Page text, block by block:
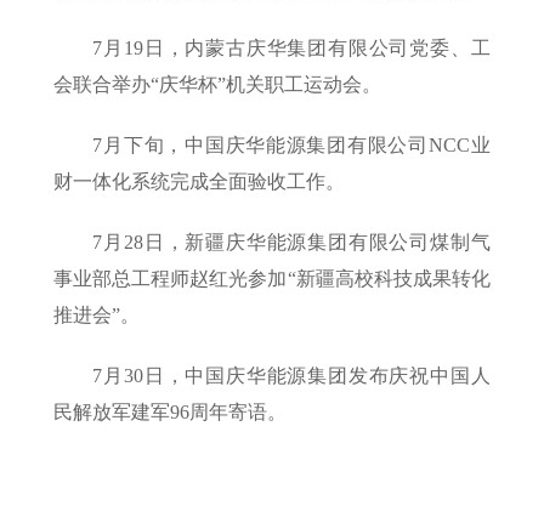
7月19日，内蒙古庆华集团有限公司党委、工
会联合举办“庆华杯”机关职工运动会。
7月下旬，中国庆华能源集团有限公司NCC业
财一体化系统完成全面验收工作。
7月28日，新疆庆华能源集团有限公司煤制气
事业部总工程师赵红光参加“新疆高校科技成果转化
推进会”。
7月30日，中国庆华能源集团发布庆祝中国人
民解放军建军96周年寄语。